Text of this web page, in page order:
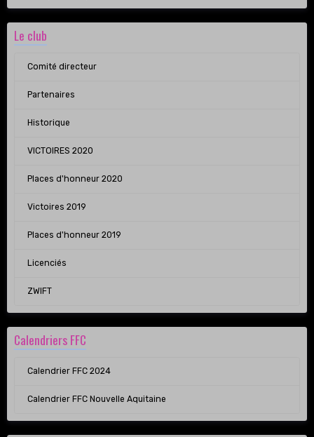
Le club
Comité directeur
Partenaires
Historique
VICTOIRES 2020
Places d'honneur 2020
Victoires 2019
Places d'honneur 2019
Licenciés
ZWIFT
Calendriers FFC
Calendrier FFC 2024
Calendrier FFC Nouvelle Aquitaine